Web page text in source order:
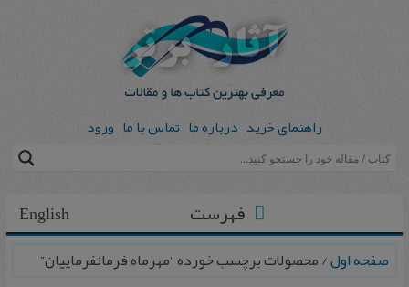
راهنمای خرید درباره ما تماس با ما ورود
English فهرست
صفحه اول/ محصولات برچسب خورده “مهرماه فرمانفرماییان”